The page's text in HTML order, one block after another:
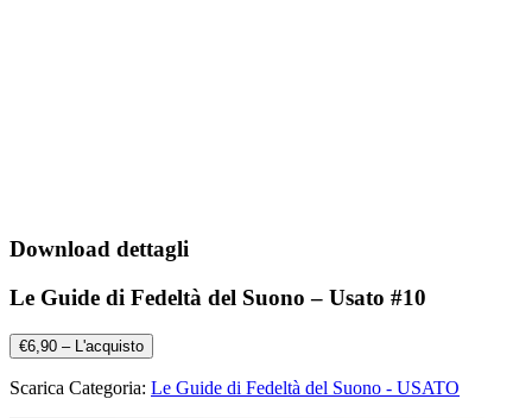
Download dettagli
Le Guide di Fedeltà del Suono – Usato #10
€6,90 – L'acquisto
Scarica Categoria: Le Guide di Fedeltà del Suono - USATO